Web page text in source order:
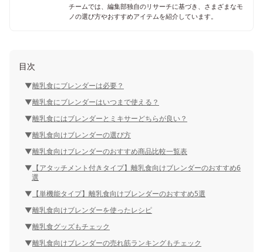
チームでは、編集部独自のリサーチに基づき、さまざまなモ
ノの選び方やおすすめアイテムを紹介しています。
目次
離乳食にブレンダーは必要？
離乳食にブレンダーはいつまで使える？
離乳食にはブレンダーとミキサーどちらが良い？
離乳食向けブレンダーの選び方
離乳食向けブレンダーのおすすめ商品比較一覧表
【アタッチメント付きタイプ】離乳食向けブレンダーのおすすめ6
選
【単機能タイプ】離乳食向けブレンダーのおすすめ5選
離乳食向けブレンダーを使ったレシピ
離乳食グッズもチェック
離乳食向けブレンダーの売れ筋ランキングもチェック